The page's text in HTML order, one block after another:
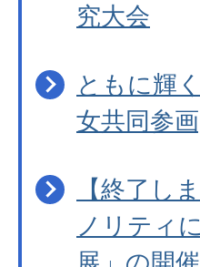
究大会
ともに輝
女共同参
【終了し
ノリティ